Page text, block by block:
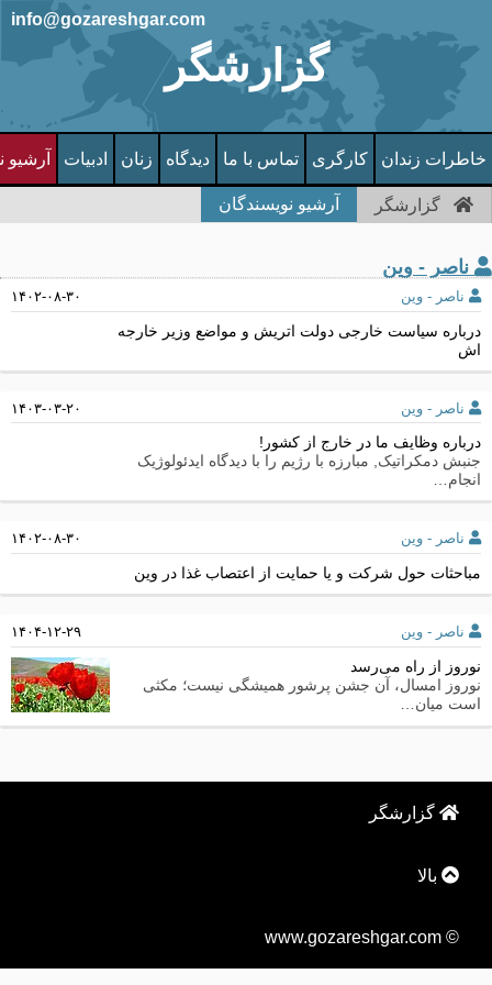
گزارشگر
info@gozareshgar.com
خاطرات زندان کارگری تماس با ما دیدگاه زنان ادبیات آرشیو
گزارشگر آرشیو نویسندگان
ناصر - وین
ناصر - وین ۱۴۰۲-۰۸-۳۰
درباره سیاست خارجی دولت اتریش و مواضع وزیر خارجه
اش
ناصر - وین ۱۴۰۳-۰۳-۲۰
درباره وظایف ما در خارج از کشور!
جنبش دمکراتیک, مبارزه با رژیم را با دیدگاه ایدئولوژیک
انجام…
ناصر - وین ۱۴۰۲-۰۸-۳۰
مباحثات حول شرکت و یا حمایت از اعتصاب غذا در وین
ناصر - وین ۱۴۰۴-۱۲-۲۹
نوروز از راه می‌رسد
نوروز امسال، آن جشن پرشور همیشگی نیست؛ مکثی
است میان…
گزارشگر
بالا
© www.gozareshgar.com